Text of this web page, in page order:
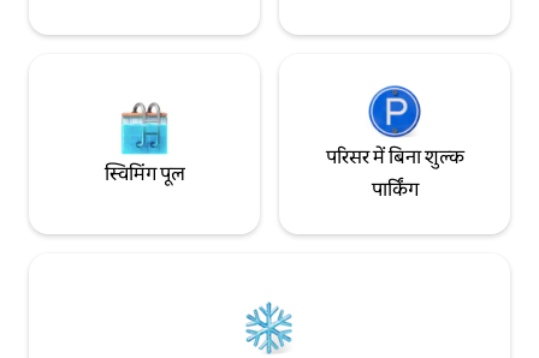
स्विमिंग पूल
परिसर में बिना शुल्क
पार्किंग